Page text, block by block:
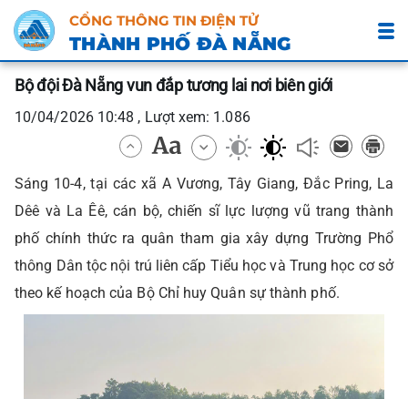
CỔNG THÔNG TIN ĐIỆN TỬ
THÀNH PHỐ ĐÀ NẴNG
Bộ đội Đà Nẵng vun đắp tương lai nơi biên giới
10/04/2026 10:48 , Lượt xem: 1.086
Sáng 10-4, tại các xã A Vương, Tây Giang, Đắc Pring, La
Dêê và La Êê, cán bộ, chiến sĩ lực lượng vũ trang thành
phố chính thức ra quân tham gia xây dựng Trường Phổ
thông Dân tộc nội trú liên cấp Tiểu học và Trung học cơ sở
theo kế hoạch của Bộ Chỉ huy Quân sự thành phố.